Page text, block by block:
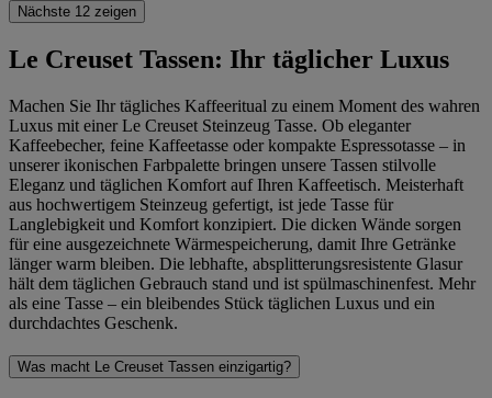
Nächste 12 zeigen
Le Creuset Tassen: Ihr täglicher Luxus
Machen Sie Ihr tägliches Kaffeeritual zu einem Moment des wahren
Luxus mit einer Le Creuset Steinzeug Tasse. Ob eleganter
Kaffeebecher, feine Kaffeetasse oder kompakte Espressotasse – in
unserer ikonischen Farbpalette bringen unsere Tassen stilvolle
Eleganz und täglichen Komfort auf Ihren Kaffeetisch. Meisterhaft
aus hochwertigem Steinzeug gefertigt, ist jede Tasse für
Langlebigkeit und Komfort konzipiert. Die dicken Wände sorgen
für eine ausgezeichnete Wärmespeicherung, damit Ihre Getränke
länger warm bleiben. Die lebhafte, absplitterungsresistente Glasur
hält dem täglichen Gebrauch stand und ist spülmaschinenfest. Mehr
als eine Tasse – ein bleibendes Stück täglichen Luxus und ein
durchdachtes Geschenk.
Was macht Le Creuset Tassen einzigartig?